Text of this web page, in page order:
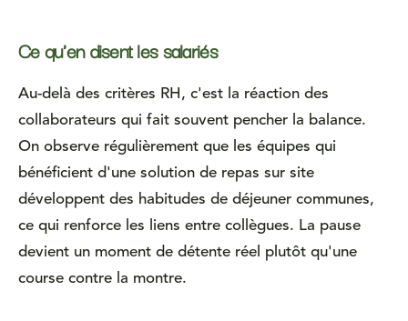
Ce qu'en disent les salariés
Au-delà des critères RH, c'est la réaction des
collaborateurs qui fait souvent pencher la balance.
On observe régulièrement que les équipes qui
bénéficient d'une solution de repas sur site
développent des habitudes de déjeuner communes,
ce qui renforce les liens entre collègues. La pause
devient un moment de détente réel plutôt qu'une
course contre la montre.